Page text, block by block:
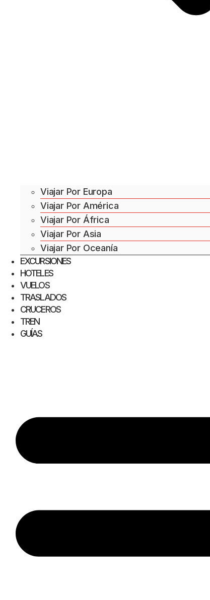
Viajar Por Europa
Viajar Por América
Viajar Por África
Viajar Por Asia
Viajar Por Oceanía
EXCURSIONES
HOTELES
VUELOS
TRASLADOS
CRUCEROS
TREN
GUÍAS